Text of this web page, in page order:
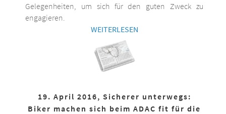
Gelegenheiten, um sich für den guten Zweck zu
engagieren.
WEITERLESEN
19. April 2016, Sicherer unterwegs:
Biker machen sich beim ADAC fit für die